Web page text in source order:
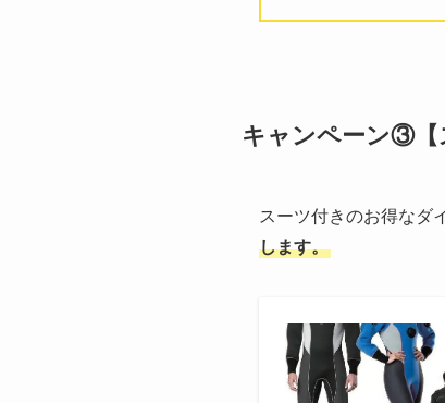
キャンペーン③【
スーツ付きのお得なダ
します。